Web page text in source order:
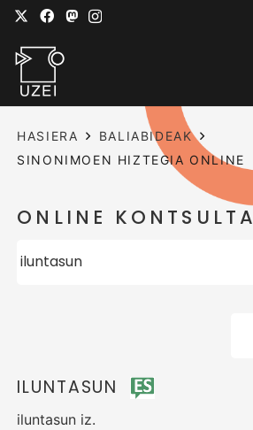
HASIERA
BALIABIDEAK
SINONIMOEN HIZTEGIA ONLINE
ONLINE KONTSULTA
ILUNTASUN
iluntasun iz.